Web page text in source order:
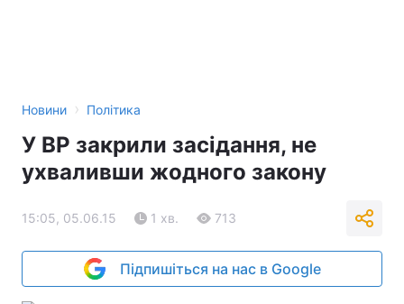
Новини › Політика
У ВР закрили засідання, не
ухваливши жодного закону
15:05, 05.06.15 1 хв. 713
Підпишіться на нас в Google